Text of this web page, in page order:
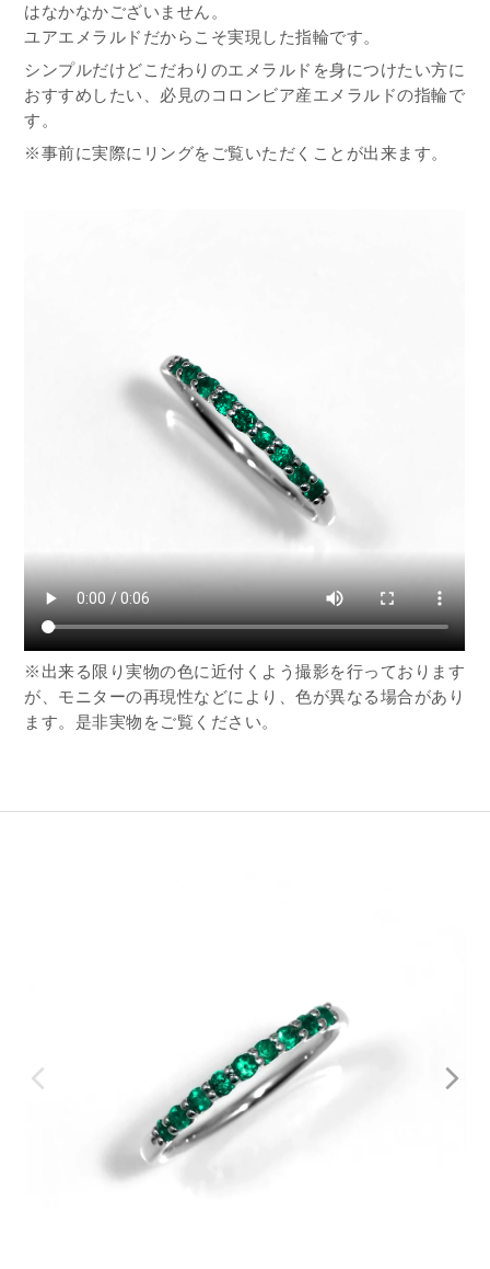
はなかなかございません。
ユアエメラルドだからこそ実現した指輪です。
シンプルだけどこだわりのエメラルドを身につけたい方に
おすすめしたい、必見のコロンビア産エメラルドの指輪で
す。
※事前に実際にリングをご覧いただくことが出来ます。
※出来る限り実物の色に近付くよう撮影を行っております
が、モニターの再現性などにより、色が異なる場合があり
ます。是非実物をご覧ください。